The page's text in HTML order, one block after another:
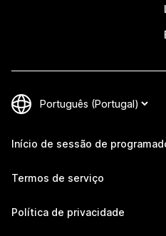
Início de sessão de
Termos de serviço
Política de privacidade